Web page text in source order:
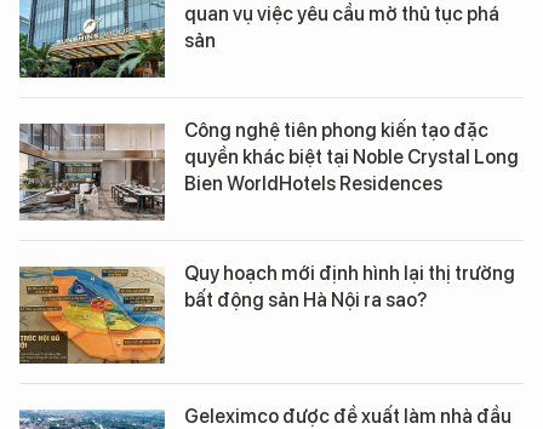
quan vụ việc yêu cầu mở thủ tục phá
sản
Công nghệ tiên phong kiến tạo đặc
quyền khác biệt tại Noble Crystal Long
Bien WorldHotels Residences
Quy hoạch mới định hình lại thị trường
bất động sản Hà Nội ra sao?
Geleximco được đề xuất làm nhà đầu